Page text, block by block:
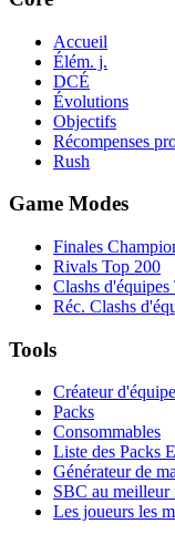
Accueil
Élém. j.
DCÉ
Évolutions
Objectifs
Récompenses
Rush
Game Modes
Finales
Rivals Top 200
Clashs
Réc. Clashs
Tools
Créateur d'équipe
Packs
Consommables
Liste des Packs
Générateur de
SBC au
Les joueurs les